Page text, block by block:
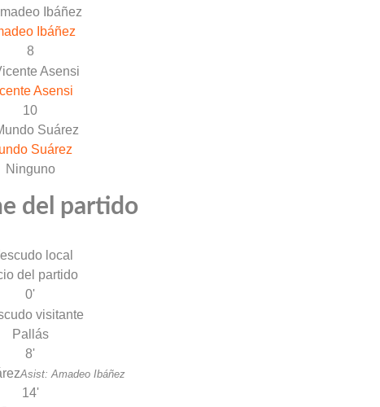
Ibáñez
8
Asensi
10
Suárez
Ninguno
del partido
del partido
0'
Pallás
8'
Asist: Amadeo Ibáñez
14'